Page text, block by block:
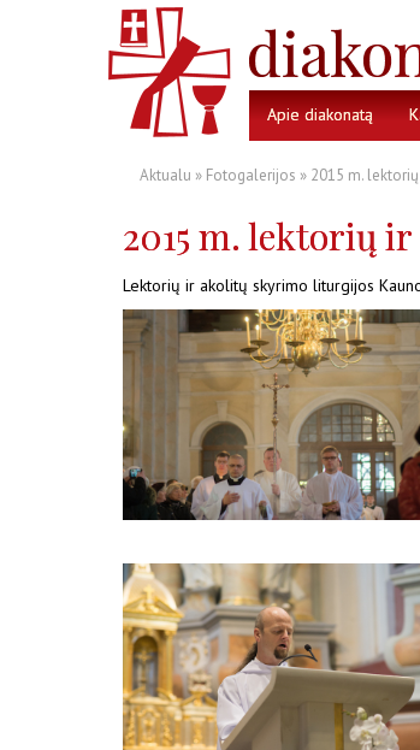
Apie diakonatą
Aktualu » Fotogalerijos » 2015 m.
2015 m. lektorių
Lektorių ir akolitų skyrimo liturgijos